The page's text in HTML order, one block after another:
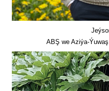
ABŞ we Aziýa-